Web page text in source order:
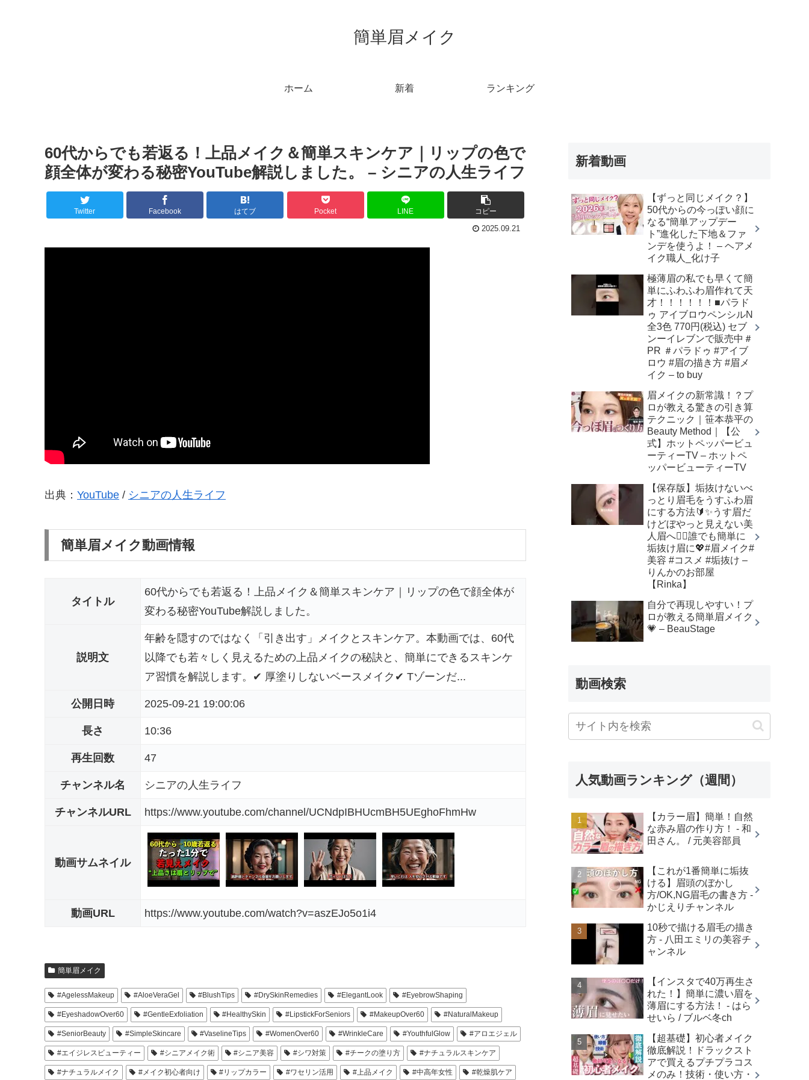
簡単眉メイク
ホーム 新着 ランキング
60代からでも若返る！上品メイク＆簡単スキンケア｜リップの色で
顔全体が変わる秘密YouTube解説しました。 – シニアの人生ライフ
Twitter Facebook はてブ Pocket LINE コピー
2025.09.21
出典： YouTube / シニアの人生ライフ
簡単眉メイク動画情報
タイトル
60代からでも若返る！上品メイク＆簡単スキンケア｜リップの色で顔全体が
変わる秘密YouTube解説しました。
説明文
年齢を隠すのではなく「引き出す」メイクとスキンケア。本動画では、60代
以降でも若々しく見えるための上品メイクの秘訣と、簡単にできるスキンケ
ア習慣を解説します。✔ 厚塗りしないベースメイク✔ Tゾーンだ...
公開日時 2025-09-21 19:00:06
長さ 10:36
再生回数 47
チャンネル名 シニアの人生ライフ
チャンネルURL https://www.youtube.com/channel/UCNdpIBHUcmBH5UEghoFhmHw
動画サムネイル
動画URL https://www.youtube.com/watch?v=aszEJo5o1i4
簡単眉メイク
#AgelessMakeup #AloeVeraGel #BlushTips #DrySkinRemedies #ElegantLook #EyebrowShaping
#EyeshadowOver60 #GentleExfoliation #HealthySkin #LipstickForSeniors #MakeupOver60 #NaturalMakeup
#SeniorBeauty #SimpleSkincare #VaselineTips #WomenOver60 #WrinkleCare #YouthfulGlow #アロエジェル
#エイジレスビューティー #シニアメイク術 #シニア美容 #シワ対策 #チークの塗り方 #ナチュラルスキンケア
#ナチュラルメイク #メイク初心者向け #リップカラー #ワセリン活用 #上品メイク #中高年女性 #乾燥肌ケア
新着動画
【ずっと同じメイク？】
50代からの今っぽい顔に
なる“簡単アップデー
ト”進化した下地＆ファ
ンデを使うよ！ – ヘアメ
イク職人_化け子
極薄眉の私でも早くて簡
単にふわふわ眉作れて天
才！！！！！！■パラド
ゥ アイブロウペンシルN
全3色 770円(税込) セブ
ンーイレブンで販売中＃
PR ＃パラドゥ #アイブ
ロウ #眉の描き方 #眉メ
イク – to buy
眉メイクの新常識！？プ
ロが教える驚きの引き算
テクニック｜笹本恭平の
Beauty Method｜【公
式】ホットペッパービュ
ーティーTV – ホットペ
ッパービューティーTV
【保存版】垢抜けないべ
っとり眉毛をうすふわ眉
にする方法🔰✨うす眉だ
けどぼやっと見えない美
人眉へ👌🏻誰でも簡単に
垢抜け眉に💖#眉メイク#
美容 #コスメ #垢抜け –
りんかのお部屋
【Rinka】
自分で再現しやすい！プ
ロが教える簡単眉メイク
💗 – BeauStage
動画検索
人気動画ランキング（週間）
【カラー眉】簡単！自然
な赤み眉の作り方！ - 和
田さん。 / 元美容部員
【これが1番簡単に垢抜
ける】眉頭のぼかし
方/OK,NG眉毛の書き方 -
かじえりチャンネル
10秒で描ける眉毛の描き
方 - 八田エミリの美容チ
ャンネル
【インスタで40万再生さ
れた！】簡単に濃い眉を
薄眉にする方法！ - はら
せいら / ブルベ冬ch
【超基礎】初心者メイク
徹底解説！ドラックスト
アで買えるプチプラコス
メのみ！技術・使い方・